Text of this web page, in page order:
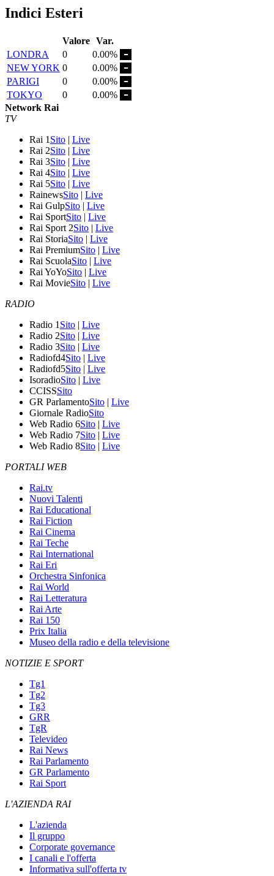
Indici Esteri
Valore Var.
LONDRA
0
0.00%
NEW YORK 0
0.00%
PARIGI
0
0.00%
TOKYO
0
0.00%
Network Rai
TV
Rai 1 Sito | Live
Rai 2Sito | Live
Rai 3Sito | Live
Rai 4Sito | Live
Rai 5Sito | Live
RainewsSito | Live
Rai GulpSito | Live
Rai SportSito | Live
Rai Sport 2Sito | Live
Rai StoriaSito | Live
Rai PremiumSito | Live
Rai ScuolaSito | Live
Rai YoYoSito | Live
Rai MovieSito | Live
RADIO
Radio 1 Sito | Live
Radio 2Sito | Live
Radio 3Sito | Live
Radiofd4Sito | Live
Radiofd5Sito | Live
IsoradioSito | Live
CCISSSito
GR ParlamentoSito | Live
Giornale RadioSito
Web Radio 6Sito | Live
Web Radio 7Sito | Live
Web Radio 8Sito | Live
PORTALI WEB
Rai.tv
Nuovi Talenti
Rai Educational
Rai Fiction
Rai Cinema
Rai Teche
Rai International
Rai Eri
Orchestra Sinfonica
Rai World
Rai Letteratura
Rai Arte
Rai 150
Prix Italia
Museo della radio e della televisione
NOTIZIE E SPORT
Tg1
Tg2
Tg3
GRR
TgR
Televideo
Rai News
Rai Parlamento
GR Parlamento
Rai Sport
L'AZIENDA RAI
L'azienda
Il gruppo
Corporate governance
I canali e l'offerta
Informativa sull'offerta tv